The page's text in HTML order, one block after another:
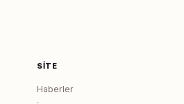
SITE
Haberler